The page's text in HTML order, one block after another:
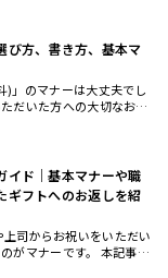
び方、書き方、基本マ
)」のマナーは大丈夫でし
だいた方への大切なお返
イド｜基本マナーや職
ギフトへのお返しを紹
司からお祝いをいただい
がマナーです。 本記事で
について基本的なマナー